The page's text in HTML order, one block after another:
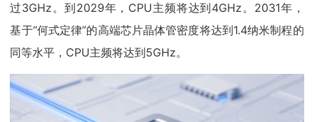
过3GHz。到2029年，CPU主频将达到4GHz。2031年，
基于“何式定律”的高端芯片晶体管密度将达到1.4纳米制程的
同等水平，CPU主频将达到5GHz。